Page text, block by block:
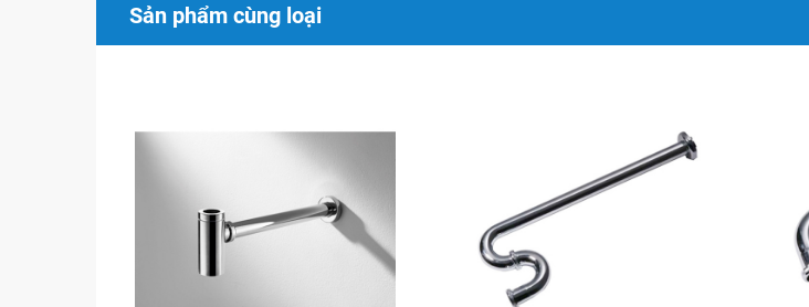
Sản phẩm cùng loại